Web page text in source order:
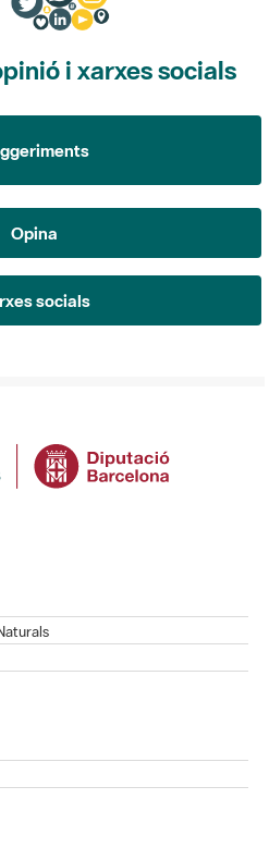
i xarxes socials
Opina
socials